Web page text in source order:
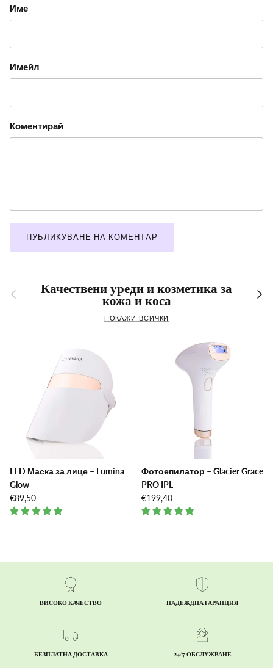
Име
Имейл
Коментирай
ПУБЛИКУВАНЕ НА КОМЕНТАР
ПредшиенКачествени уреди и козметика за
кожа и коса
ПОКАЖИ ВСИЧКИ
LED Маска за лице – Lumina
Glow
€89,50
Фотоепилатор – Glacier Grace
PRO IPL
€199,40
ВИСОКО КАЧЕСТВО НАДЕЖДНА ГАРАНЦИЯ
БЕЗПЛАТНА ДОСТАВКА 24/7 ОБСЛУЖВАНЕ